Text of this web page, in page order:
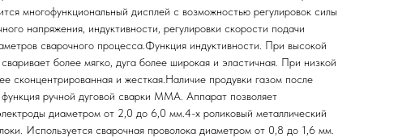
многофункциональный дисплей с возможностью регулировок силы
напряжения, индуктивности, регулировки скорости подачи
сварочного процесса.Функция индуктивности. При высокой
более мягко, дуга более широкая и эластичная. При низкой
сконцентрированная и жесткая.Наличие продувки газом после
ручной дуговой сварки MMA. Аппарат позволяет
диаметром от 2,0 до 6,0 мм.4-х роликовый металлический
Используется сварочная проволока диаметром от 0,8 до 1,6 мм.